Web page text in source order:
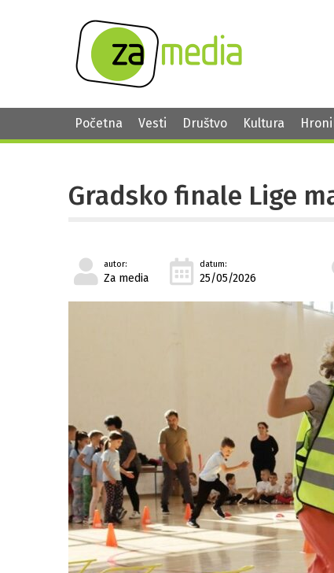
Početna Vesti Društvo Kultura
Gradsko finale Lige
autor:
Za media
datum:
25/05/2026